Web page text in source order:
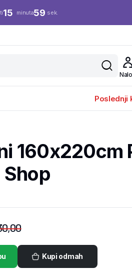
15 minuta58 sek.
Poslednji
160x220cm
Kupi odmah